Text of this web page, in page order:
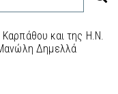
και της Η.Ν.
Δημελλά